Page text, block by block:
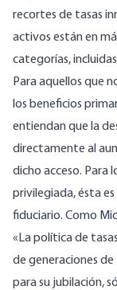
recortes de tasas
activos están en
categorías, incluidas
Para aquellos que
los beneficios
entiendan que la
directamente al
dicho acceso. Para
privilegiada, ésta
fiduciario. Como
«La política de
de generaciones
para su jubilación,